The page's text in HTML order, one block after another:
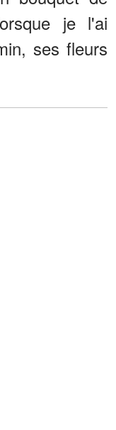
je l'ai
ses fleurs